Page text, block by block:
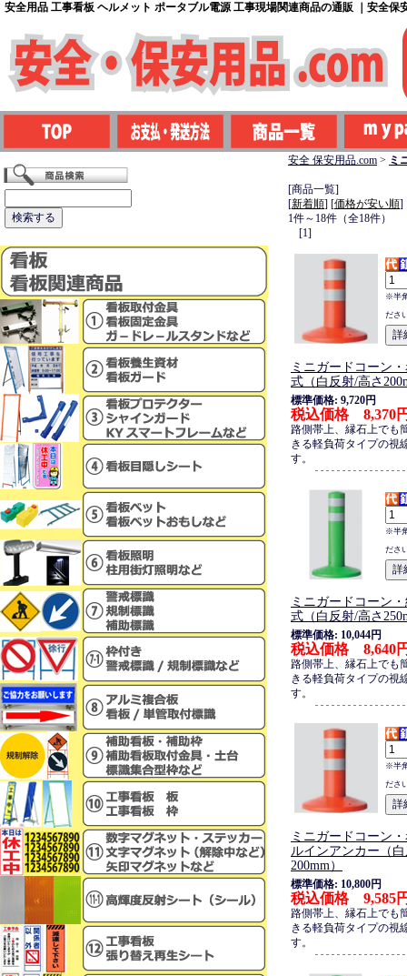
安全用品 工事看板 ヘルメット ポータブル電源 工事現場関連商品の通販 ｜安全保
安全 保安用品.com > ミ
[商品一覧]
[新着順] [価格が安い順]
1件～18件（全18件）
[1]
※半
ださ
ミニガードコーン
式（白反射/高さ
標準価格: 9,720円
税込価格 8,370
路側帯上、縁石上でも
きる軽負荷タイプの視
す。
※半
ださ
ミニガードコーン
式（白反射/高さ
標準価格: 10,044円
税込価格 8,640
路側帯上、縁石上でも
きる軽負荷タイプの視
す。
※半
ださ
ミニガードコーン
ルインアンカー（
200mm）
標準価格: 10,800円
税込価格 9,585
路側帯上、縁石上でも
きる軽負荷タイプの視
す。